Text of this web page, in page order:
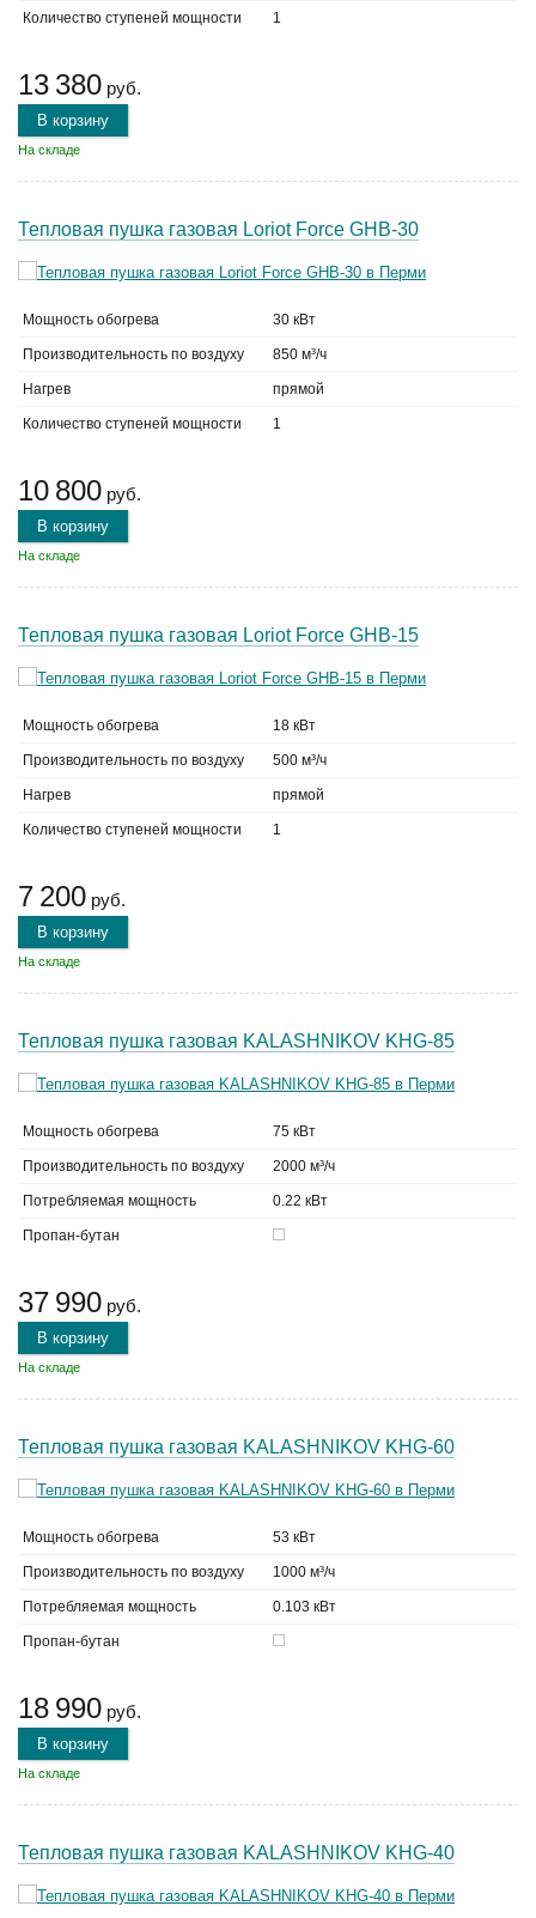
Количество ступеней мощности 1
13 380 руб.
В корзину
На складе
Тепловая пушка газовая Loriot Force GHB-30
Мощность обогрева 30 кВт
Производительность по воздуху 850 м³/ч
Нагрев прямой
Количество ступеней мощности 1
10 800 руб.
В корзину
На складе
Тепловая пушка газовая Loriot Force GHB-15
Мощность обогрева 18 кВт
Производительность по воздуху 500 м³/ч
Нагрев прямой
Количество ступеней мощности 1
7 200 руб.
В корзину
На складе
Тепловая пушка газовая KALASHNIKOV KHG-85
Мощность обогрева 75 кВт
Производительность по воздуху 2000 м³/ч
Потребляемая мощность 0.22 кВт
Пропан-бутан
37 990 руб.
В корзину
На складе
Тепловая пушка газовая KALASHNIKOV KHG-60
Мощность обогрева 53 кВт
Производительность по воздуху 1000 м³/ч
Потребляемая мощность 0.103 кВт
Пропан-бутан
18 990 руб.
В корзину
На складе
Тепловая пушка газовая KALASHNIKOV KHG-40